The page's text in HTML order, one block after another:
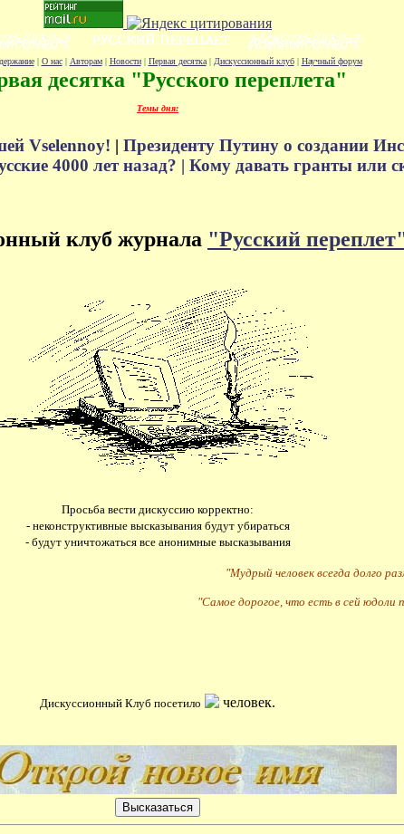
| О нас| Авторам| Новости| Первая десятка| Дискуссионный клуб| Научный форум
десятка "Русского переплета"
Темы дня:
Vselennoy! | Президенту Путину о создании
4000 лет назад? | Кому давать гранты или
клуб журнала "Русский
Просьба вести дискуссию корректно:
- неконструктивные высказывания будут убираться
- будут уничтожаться все анонимные высказывания
"Мудрый человек всегда долго
"Самое дорогое, что есть в сей юдоли
Дискуссионный Клуб посетило человек.